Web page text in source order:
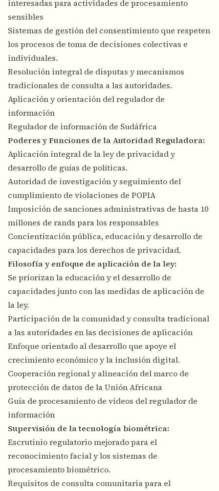
interesadas para actividades de procesamiento
sensibles
Sistemas de gestión del consentimiento que respeten
los procesos de toma de decisiones colectivas e
individuales.
Resolución integral de disputas y mecanismos
tradicionales de consulta a las autoridades.
Aplicación y orientación del regulador de
información
Regulador de información de Sudáfrica
Poderes y Funciones de la Autoridad Reguladora:
Aplicación integral de la ley de privacidad y
desarrollo de guías de políticas.
Autoridad de investigación y seguimiento del
cumplimiento de violaciones de POPIA
Imposición de sanciones administrativas de hasta 10
millones de rands para los responsables
Concientización pública, educación y desarrollo de
capacidades para los derechos de privacidad.
Filosofía y enfoque de aplicación de la ley:
Se priorizan la educación y el desarrollo de
capacidades junto con las medidas de aplicación de
la ley.
Participación de la comunidad y consulta tradicional
a las autoridades en las decisiones de aplicación
Enfoque orientado al desarrollo que apoye el
crecimiento económico y la inclusión digital.
Cooperación regional y alineación del marco de
protección de datos de la Unión Africana
Guía de procesamiento de videos del regulador de
información
Supervisión de la tecnología biométrica:
Escrutinio regulatorio mejorado para el
reconocimiento facial y los sistemas de
procesamiento biométrico.
Requisitos de consulta comunitaria para el